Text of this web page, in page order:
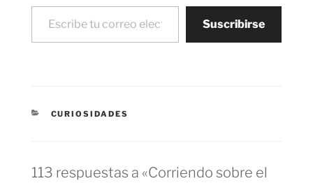
Escribe tu correo electrónico…
Suscribirse
CATEGORÍAS
CURIOSIDADES
113 respuestas a «Corriendo sobre el